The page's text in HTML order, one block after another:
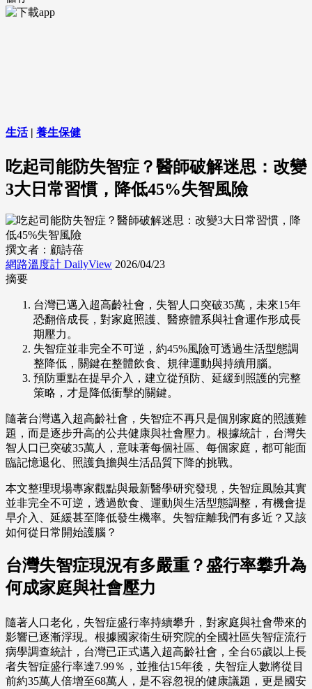
生活| 養生保健
吃起司能防失智症？醫師破解迷思：改變
3大日常習慣，降低45%失智風險
撰文者：顧詩蓓
網路溫度計 DailyView 2026/04/23
摘要
台灣已邁入超高齡社會，失智人口突破35萬，未來15年
恐翻倍成長，對家庭照護、醫療體系與社會運作形成長
期壓力。
失智症並非完全不可逆，約45%風險可透過生活型態調
整降低，關鍵在整體飲食、規律運動與持續用腦。
預防重點在提早介入，建立從預防、延緩到照護的完整
策略，才是降低衝擊的關鍵。
隨著台灣邁入超高齡社會，失智症不再只是個別家庭的照護難
題，而是逐步升高的公共健康與社會壓力。根據統計，台灣失
智人口已突破35萬人，意味著每個社區、每個家庭，都可能面
臨記憶退化、照護負擔與生活品質下降的挑戰。
本文整理現場專家觀點與最新醫學研究發現，失智症風險其實
並非完全不可逆，透過飲食、運動與生活型態調整，有機會提
早介入、延緩甚至降低發生機率。失智症離我們有多近？又該
如何從日常開始護腦？
台灣失智症現況有多嚴重？盛行率攀升為
何成家庭與社會壓力
隨著人口老化，失智症盛行率持續攀升，對家庭與社會帶來的
影響已逐漸浮現。根據國家衛生研究院的全國社區失智症流行
病學調查統計，台灣已正式邁入超高齡社會，全台65歲以上長
者失智症盛行率達7.99％，並推估15年後，失智症人數將從目
前約35萬人倍增至68萬人，是不容忽視的健康議題，更是國安